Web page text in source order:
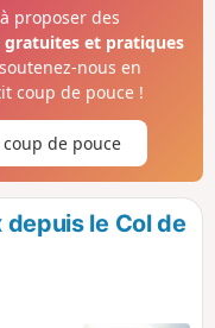
proposer des
et pratiques
nous en
coup de pouce !
de pouce
depuis le Col de